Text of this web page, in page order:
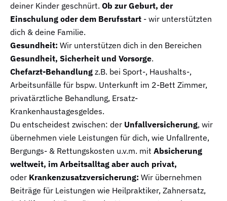
deiner Kinder geschnürt. Ob zur Geburt, der
Einschulung oder dem Berufsstart - wir unterstützten
dich & deine Familie.
Gesundheit: Wir unterstützen dich in den Bereichen
Gesundheit, Sicherheit und Vorsorge.
Chefarzt-Behandlung z.B. bei Sport-, Haushalts-,
Arbeitsunfälle für bspw. Unterkunft im 2-Bett Zimmer,
privatärztliche Behandlung, Ersatz-
Krankenhaustagesgeldes.
Du entscheidest zwischen: der Unfallversicherung, wir
übernehmen viele Leistungen für dich, wie Unfallrente,
Bergungs- & Rettungskosten u.v.m. mit Absicherung
weltweit, im Arbeitsalltag aber auch privat,
oder Krankenzusatzversicherung: Wir übernehmen
Beiträge für Leistungen wie Heilpraktiker, Zahnersatz,